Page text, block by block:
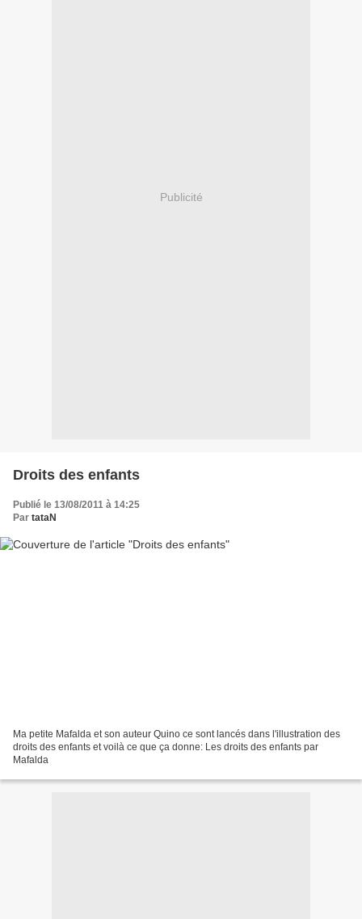
Publicité
Droits des enfants
Publié le 13/08/2011 à 14:25
Par tataN
Ma petite Mafalda et son auteur Quino ce sont lancés dans l'illustration des
droits des enfants et voilà ce que ça donne: Les droits des enfants par
Mafalda